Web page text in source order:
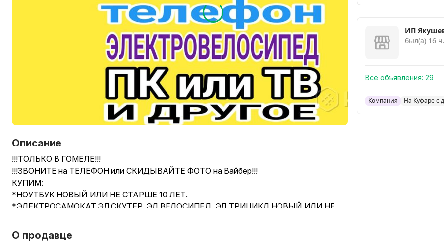
Описание
!!!ТОЛЬКО В ГОМЕЛЕ!!!
!!!ЗВОНИТЕ на ТЕЛЕФОН или СКИДЫВАЙТЕ ФОТО на Вайбер!!!
КУПИМ:
*НОУТБУК НОВЫЙ ИЛИ НЕ СТАРШЕ 10 ЛЕТ.
*ЭЛЕКТРОСАМОКАТ,ЭЛ.СКУТЕР, ЭЛ.ВЕЛОСИПЕД, ЭЛ.ТРИЦИКЛ НОВЫЙ ИЛИ НЕ
*ТЕЛЕФОН НОВЫЙ ИЛИ НЕ СТАРШЕ 3 ЛЕТ.
*ПЛАНШЕТ НОВЫЙ ИЛИ НЕ СТАРШЕ 3 ЛЕТ.
О продавце
ИП
был(а) 16
Все объявления: 29
Компания На Куфаре с